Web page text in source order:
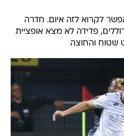
לקרוא לזה איום. חדרה
פדידה לא מצא אופציית